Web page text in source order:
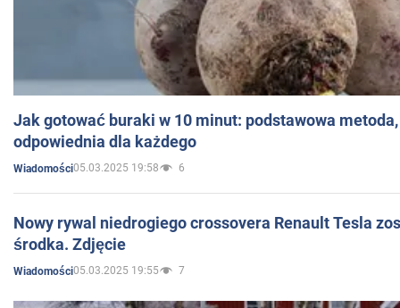
Jak gotować buraki w 10 minut: podstawowa
odpowiednia dla każdego
Wiadomości05.03.2025 19:58 6
Nowy rywal niedrogiego crossovera Renault Tesla
środka. Zdjęcie
Wiadomości05.03.2025 19:55 7